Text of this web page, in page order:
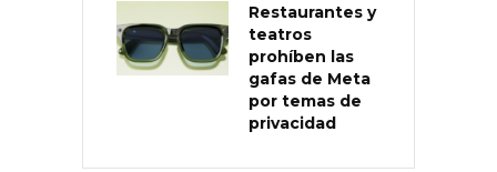
Restaurantes y
teatros
prohíben las
gafas de Meta
por temas de
privacidad